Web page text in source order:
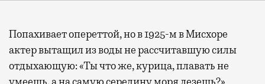
Попахивает опереттой, но в 1925-м в Мисхоре
актер вытащил из воды не рассчитавшую силы
отдыхающую: «Ты что же, курица, плавать не